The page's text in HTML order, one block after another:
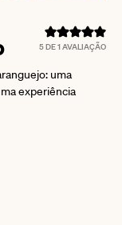
5DE 1 AVALIAÇÃO
uma
experiência